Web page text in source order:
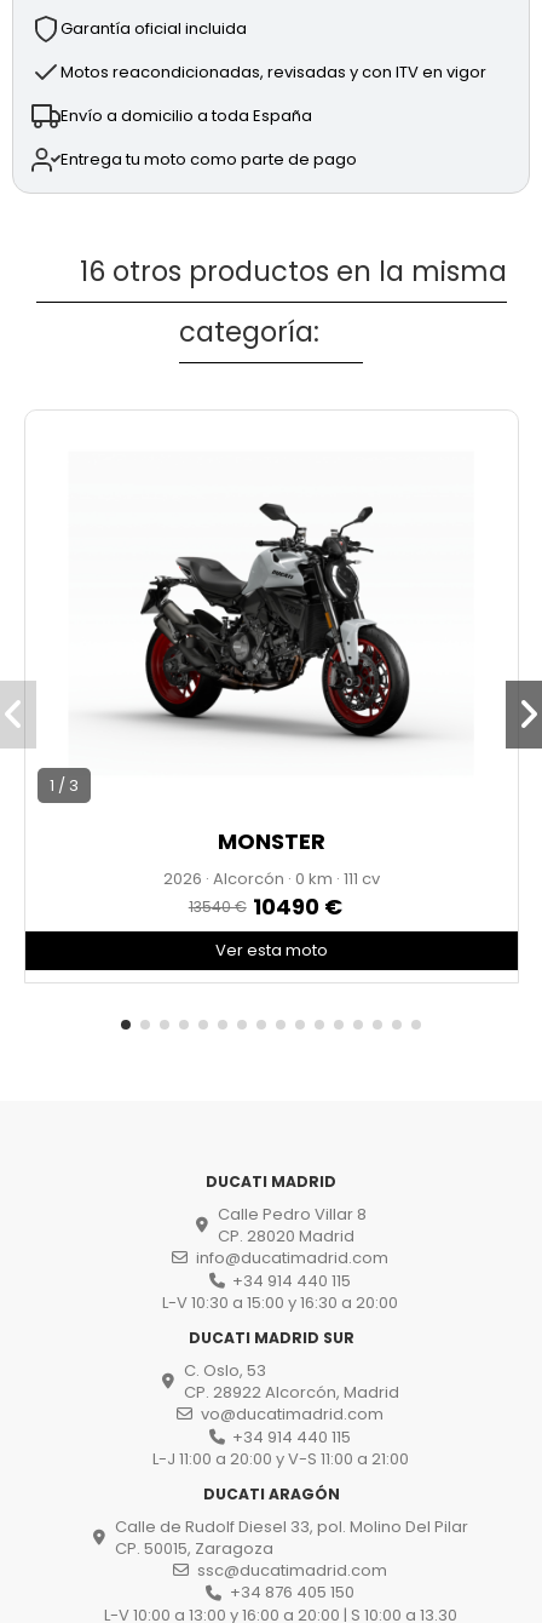
Incluye cambio de titularidad.
Motor bicilíndrico Superquadro de 153CV y 955cc.
Sistema de frenada BREMBO M4.32.
DQS, EBC, DTC, DWC y ABS.
Posibilidad de financiación, pídenos información sin
Le invitamos a que visite nuestras instalaciones y podrá
Garantía oficial incluida
Motos reacondicionadas, revisadas y con ITV en vigor
Envío a domicilio a toda España
Entrega tu moto como parte de pago
16 otros productos en la misma
categoría:
1 / 3
MONSTER
2026 · Alcorcón · 0 · 111 cv
13540 € 10490 €
Ver esta moto
DUCATI MADRID
Calle Pedro Villar 8
CP. 28020 Madrid
info@ducatimadrid.com
+34 914 440 115
L-V 10:30 a 15:00 y 16:30 a 20:00
DUCATI MADRID SUR
C. Oslo, 53
CP. 28922 Alcorcón, Madrid
vo@ducatimadrid.com
+34 914 440 115
L-J 11:00 a 20:00 y V-S 11:00 a 21:00
DUCATI ARAGÓN
Calle de Rudolf Diesel 33, pol. Molino Del Pilar
CP. 50015, Zaragoza
ssc@ducatimadrid.com
+34 876 405 150
L-V 10:00 a 13:00 y 16:00 a 20:00 | S 10:00 a 13.30